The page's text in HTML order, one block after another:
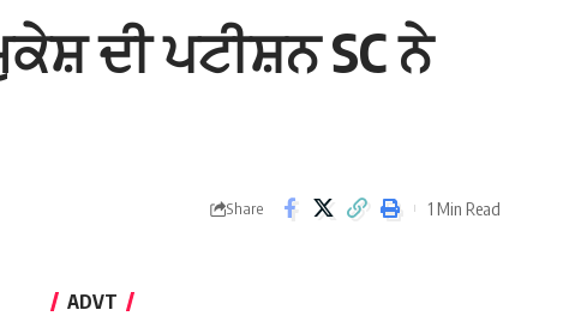
ਦੀ ਪਟੀਸ਼ਨ SC ਨੇ
Share 1 Min Read
ADVT